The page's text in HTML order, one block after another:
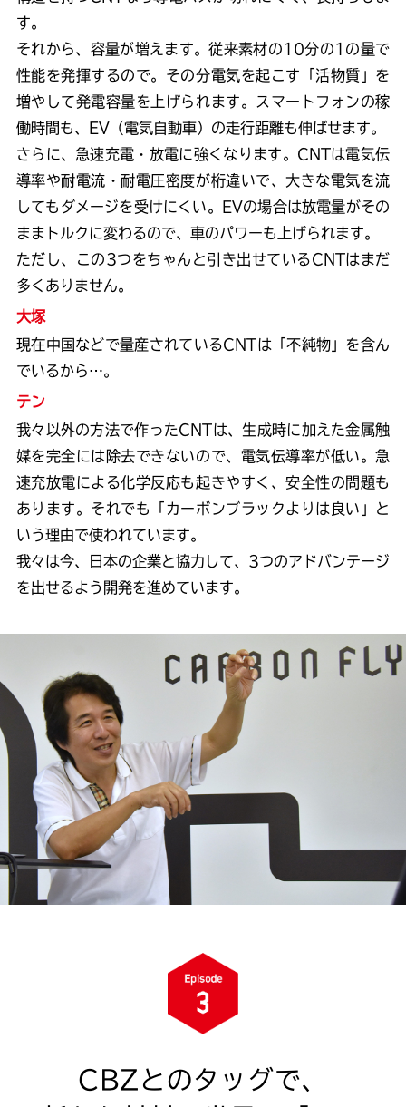
す。
それから、容量が増えます。従来素材の10分の1の量で
性能を発揮するので。その分電気を起こす「活物質」を
増やして発電容量を上げられます。スマートフォンの稼
働時間も、EV（電気自動車）の走行距離も伸ばせます。
さらに、急速充電・放電に強くなります。CNTは電気伝
導率や耐電流・耐電圧密度が桁違いで、大きな電気を流
してもダメージを受けにくい。EVの場合は放電量がその
ままトルクに変わるので、車のパワーも上げられます。
ただし、この3つをちゃんと引き出せているCNTはまだ
多くありません。
大塚
現在中国などで量産されているCNTは「不純物」を含ん
でいるから…。
テン
我々以外の方法で作ったCNTは、生成時に加えた金属触
媒を完全には除去できないので、電気伝導率が低い。急
速充放電による化学反応も起きやすく、安全性の問題も
あります。それでも「カーボンブラックよりは良い」と
いう理由で使われています。
我々は今、日本の企業と協力して、3つのアドバンテージ
を出せるよう開発を進めています。
CBZとのタッグで、